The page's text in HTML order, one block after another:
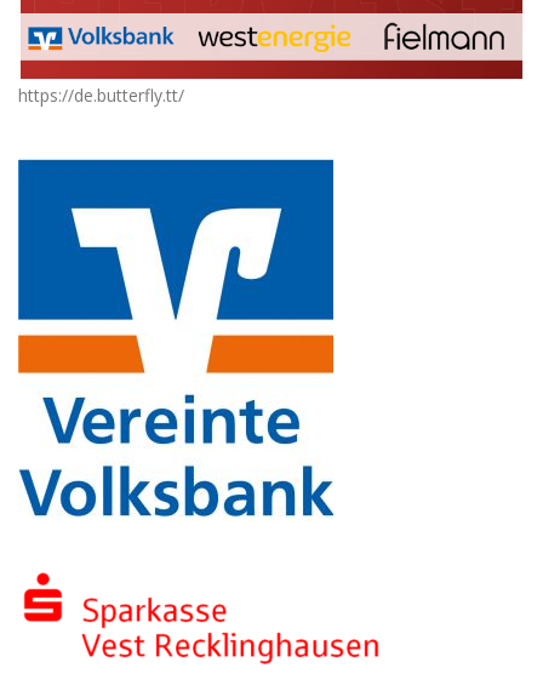
https://de.butterfly.tt/